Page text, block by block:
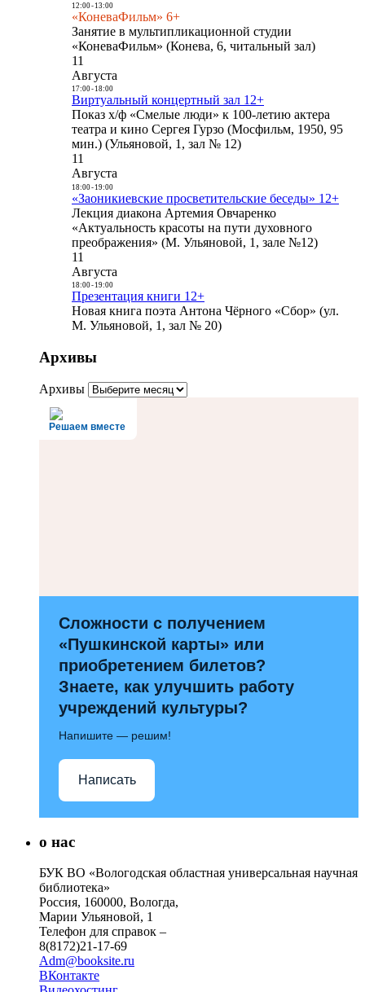
12:00- 13:00
«КоневаФильм» 6+
Занятие в мультипликационной студии
«КоневаФильм» (Конева, 6, читальный зал)
11
Августа
17:00- 18:00
Виртуальный концертный зал 12+
Показ х/ф «Смелые люди» к 100-летию актера
театра и кино Сергея Гурзо (Мосфильм, 1950, 95
мин.) (Ульяновой, 1, зал № 12)
11
Августа
18:00- 19:00
«Заоникиевские просветительские беседы» 12+
Лекция диакона Артемия Овчаренко
«Актуальность красоты на пути духовного
преображения» (М. Ульяновой, 1, зале №12)
11
Августа
18:00- 19:00
Презентация книги 12+
Новая книга поэта Антона Чёрного «Сбор» (ул.
М. Ульяновой, 1, зал № 20)
Архивы
Архивы
Решаем вместе
Сложности с получением
«Пушкинской карты» или
приобретением билетов?
Знаете, как улучшить работу
учреждений культуры?
Напишите — решим!
Написать
о нас
БУК ВО «Вологодская областная универсальная научная
библиотека»
Россия, 160000, Вологда,
Марии Ульяновой, 1
Телефон для справок –
8(8172)21-17-69
Adm@booksite.ru
ВКонтакте